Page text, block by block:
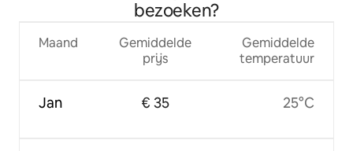
bezoeken?
Maand
Jan
Gemiddelde
prijs
€ 35
Gemiddelde
temperatuur
25°C